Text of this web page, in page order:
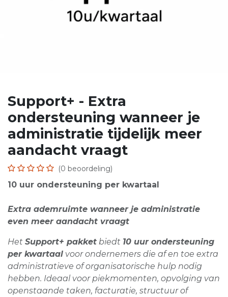
Support+ - Extra
ondersteuning wanneer je
administratie tijdelijk meer
aandacht vraagt
(0 beoordeling)
10 uur ondersteuning per kwartaal
Extra ademruimte wanneer je administratie
even meer aandacht vraagt
Het Support+ pakket biedt 10 uur ondersteuning
per kwartaal voor ondernemers die af en toe extra
administratieve of organisatorische hulp nodig
hebben. Ideaal voor piekmomenten, opvolging van
openstaande taken, facturatie, structuur of